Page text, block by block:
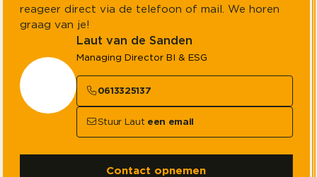
reageer direct via de telefoon of mail. We horen
graag van je!
Laut van de Sanden
Managing Director BI & ESG
0613325137
Stuur Laut een email
Contact opnemen